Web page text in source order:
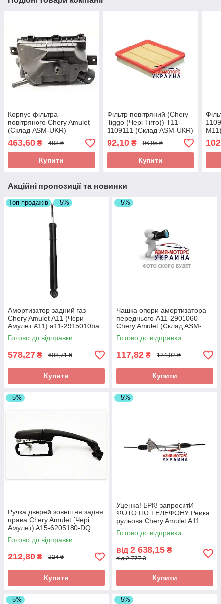
Корпус фільтра
повітряного Chery Amulet
(Склад ASM-UKR)
463,60 ₴ 488 ₴
Купити
Фільтр повітряний (Chery
Tiggo (Чері Тігго)) T11-
1109111 (Склад ASM-UKR)
92,10₴ 96,95 ₴
Купити
Акційні пропозиції та новинки
Топ продажів –5%
Амортизатор задний газ
Chery Amulet A11 (Чери
Амулет А11) a11-2915010ba
(Склад ASM-UKR)
Готово до відправки
578,27 ₴ 608,71 ₴
Купити
–5%
Чашка опори амортизатора
переднього A11-2901060
Chery Amulet (Склад ASM-
UKR)
Готово до відправки
117,82 ₴ 124,02 ₴
Купити
–5%
Ручка дверей зовнішня задня
права Chery Amulet (Чері
Амулет) A15-6205180-DQ
(Склад ASM-UKR)
Готово до відправки
212,80 ₴ 224 ₴
Купити
–5%
Уценка! БРК! запроситИ
ФОТО ПО ТЕЛЕФОНУ Рейка
рульова Chery Amulet A11
(Чері Амулет А11) A11-
3400010B (Склад ASM-UKR)
Готово до відправки
від 2 638,15 ₴
від 2 777 ₴
Купити
–5% –5%